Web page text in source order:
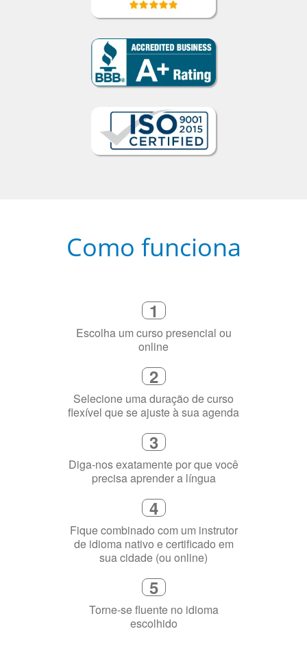
Escolha um curso presencial ou
online
2
Selecione uma duração de curso
flexível que se ajuste à sua agenda
3
Diga-nos exatamente por que você
precisa aprender a língua
4
Fique combinado com um instrutor
de idioma nativo e certificado em
sua cidade (ou online)
5
Torne-se fluente no idioma
escolhido